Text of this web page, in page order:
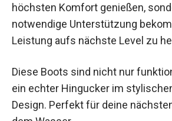
höchsten Komfort genießen,
notwendige Unterstützung
Leistung aufs nächste Level zu
Diese Boots sind nicht nur
ein echter Hingucker im
Design. Perfekt für deine